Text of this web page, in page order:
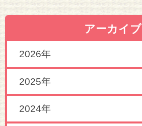
アーカイブ
2026年
2025年
2024年